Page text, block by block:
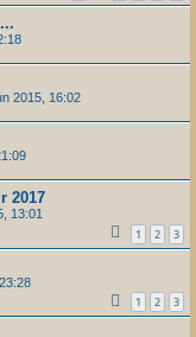
2015, 16:02
2017
13:01
1 2 3
1 2 3